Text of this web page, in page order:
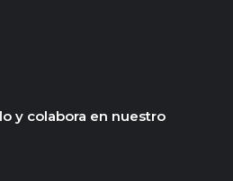
y colabora en nuestro